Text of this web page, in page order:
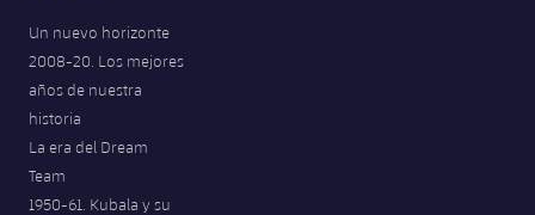
Un nuevo horizonte
2008-20. Los mejores
años de nuestra
historia
La era del Dream
Team
1950-61. Kubala y su